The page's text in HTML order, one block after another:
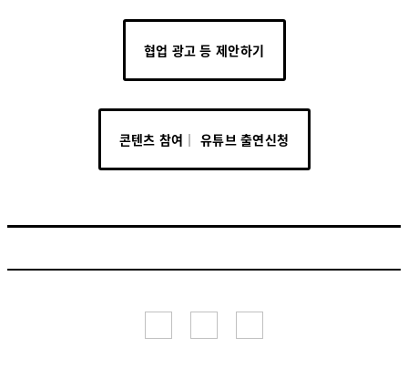
협업 광고 등 제안하기
콘텐츠 참여│ 유튜브 출연신청